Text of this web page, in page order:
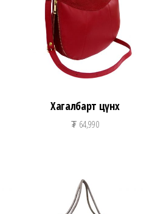
Хагалбарт цүнх
₮64,990